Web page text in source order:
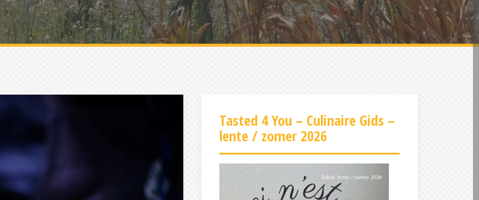
Tasted 4 You – Culinaire Gids –
lente / zomer 2026